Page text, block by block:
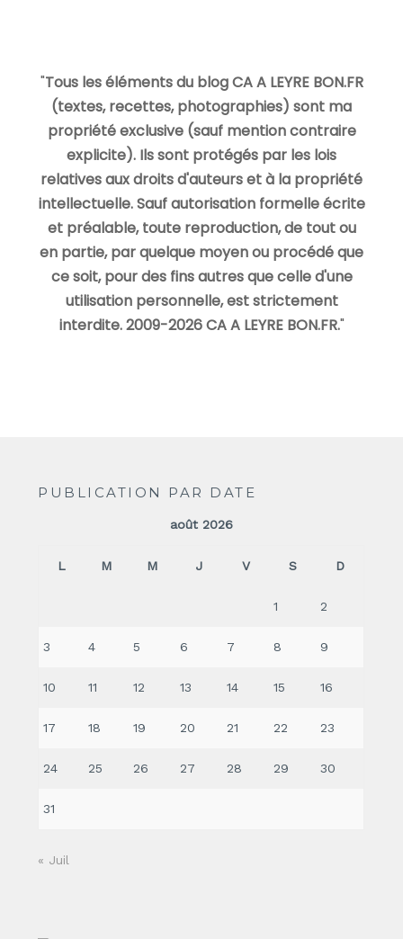
"Tous les éléments du blog CA A LEYRE BON.FR
(textes, recettes, photographies) sont ma
propriété exclusive (sauf mention contraire
explicite). Ils sont protégés par les lois
relatives aux droits d'auteurs et à la propriété
intellectuelle. Sauf autorisation formelle écrite
et préalable, toute reproduction, de tout ou
en partie, par quelque moyen ou procédé que
ce soit, pour des fins autres que celle d'une
utilisation personnelle, est strictement
interdite. 2009-2026 CA A LEYRE BON.FR."
PUBLICATION PAR DATE
août 2026
L M M J V S D
1 2
3 4 5 6 7 8 9
10 11 12 13 14 15 16
17 18 19 20 21 22 23
24 25 26 27 28 29 30
31
« Juil